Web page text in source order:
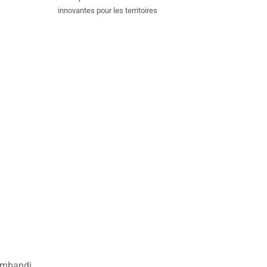
innovantes pour les territoires